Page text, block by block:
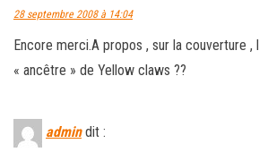
28 septembre 2008 à 14:04
Encore merci.A propos , sur la couverture ,
« ancêtre » de Yellow claws ??
admin dit :